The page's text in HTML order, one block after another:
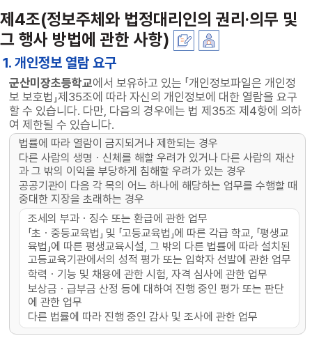
제4조(정보주체와 법정대리인의 권리·의무 및
그 행사 방법에 관한 사항)
1. 개인정보 열람 요구
군산미장초등학교에서 보유하고 있는 「개인정보파일은 개인정
보 보호법」제35조에 따라 자신의 개인정보에 대한 열람을 요구
할 수 있습니다. 다만, 다음의 경우에는 법 제35조 제4항에 의하
여 제한될 수 있습니다.
법률에 따라 열람이 금지되거나 제한되는 경우
다른 사람의 생명ㆍ신체를 해할 우려가 있거나 다른 사람의 재산
과 그 밖의 이익을 부당하게 침해할 우려가 있는 경우
공공기관이 다음 각 목의 어느 하나에 해당하는 업무를 수행할 때
중대한 지장을 초래하는 경우
조세의 부과ㆍ징수 또는 환급에 관한 업무
「초ㆍ중등교육법」 및 「고등교육법」에 따른 각급 학교, 「평생교
육법」에 따른 평생교육시설, 그 밖의 다른 법률에 따라 설치된
고등교육기관에서의 성적 평가 또는 입학자 선발에 관한 업무
학력ㆍ기능 및 채용에 관한 시험, 자격 심사에 관한 업무
보상금ㆍ급부금 산정 등에 대하여 진행 중인 평가 또는 판단
에 관한 업무
다른 법률에 따라 진행 중인 감사 및 조사에 관한 업무